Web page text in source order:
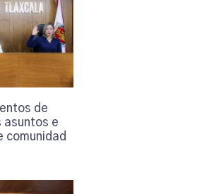
de
asuntos e
comunidad